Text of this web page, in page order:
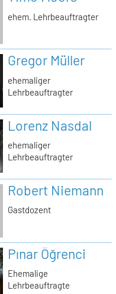
ehem. Lehrbeauftragter
Gregor Müller
ehemaliger
Lehrbeauftragter
Lorenz Nasdal
ehemaliger
Lehrbeauftragter
Robert Niemann
Gastdozent
Pınar Öğrenci
Ehemalige
Lehrbeauftragte